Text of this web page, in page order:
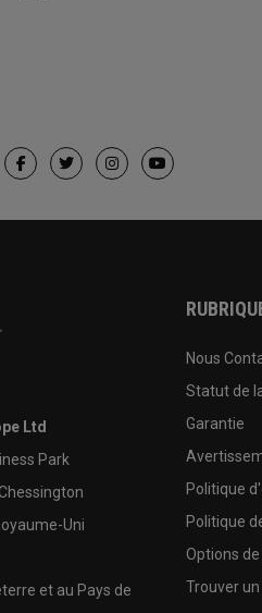
Ltd
Park
Uni
et au Pays de
Nous
Statut de
Garantie
Politique
Politique
Options
Trouver